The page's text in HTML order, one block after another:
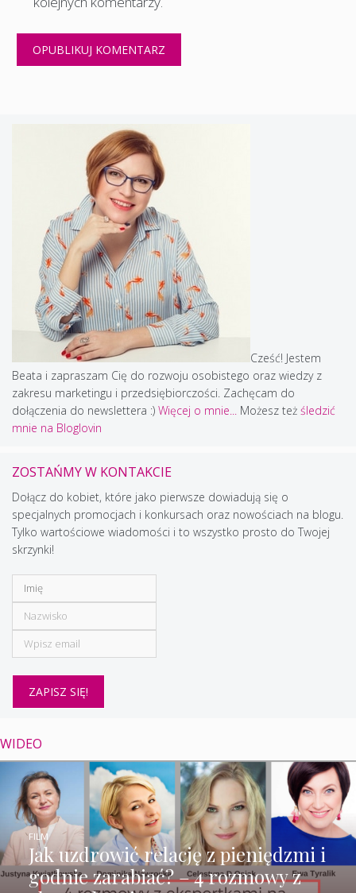
Cześć! Jestem
Beata i zapraszam Cię do rozwoju osobistego oraz wiedzy z
zakresu marketingu i przedsiębiorczości. Zachęcam do
dołączenia do newslettera :) Więcej o mnie... Możesz też śledzić
mnie na Bloglovin
ZOSTAŃMY W KONTAKCIE
Dołącz do kobiet, które jako pierwsze dowiadują się o
specjalnych promocjach i konkursach oraz nowościach na blogu.
Tylko wartościowe wiadomości i to wszystko prosto do Twojej
skrzynki!
WIDEO
Jak uzdrowić relację z pieniędzmi i
godnie zarabiać? – 4 rozmowy z
FILM